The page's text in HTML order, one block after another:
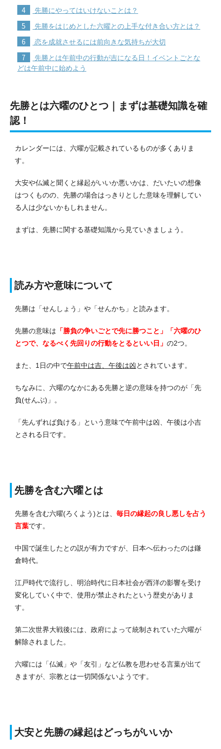
4 先勝にやってはいけないことは？
5 先勝をはじめとした六曜との上手な付き合い方とは？
6 恋を成就させるには前向きな気持ちが大切
7
先勝とは午前中の行動が吉になる日！イベントごとな
どは午前中に始めよう
先勝とは六曜のひとつ｜まずは基礎知識を確
認！
カレンダーには、六曜が記載されているものが多くありま
す。
大安や仏滅と聞くと縁起がいいか悪いかは、だいたいの想像
はつくものの、先勝の場合はっきりとした意味を理解してい
る人は少ないかもしれません。
まずは、先勝に関する基礎知識から見ていきましょう。
読み方や意味について
先勝は「せんしょう」や「せんかち」と読みます。
先勝の意味は 「勝負の争いごとで先に勝つこと」「六曜のひ
とつで、なるべく先回りの行動をとるといい日」 の2つ。
また、1日の中で午前中は吉、午後は凶とされています。
ちなみに、六曜のなかにある先勝と逆の意味を持つのが「先
負(せんぶ)」。
「先んずれば負ける」という意味で午前中は凶、午後は小吉
とされる日です。
先勝を含む六曜とは
先勝を含む六曜(ろくよう)とは、 毎日の縁起の良し悪しを占う
言葉です。
中国で誕生したとの説が有力ですが、日本へ伝わったのは鎌
倉時代。
江戸時代で流行し、明治時代に日本社会が西洋の影響を受け
変化していく中で、使用が禁止されたという歴史がありま
す。
第二次世界大戦後には、政府によって統制されていた六曜が
解除されました。
六曜には「仏滅」や「友引」など仏教を思わせる言葉が出て
きますが、宗教とは一切関係ないようです。
大安と先勝の縁起はどっちがいいか